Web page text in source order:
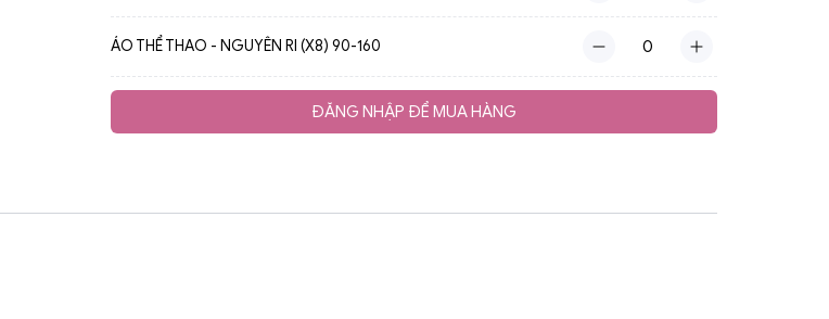
ÁO THỂ THAO - NGUYÊN RI (X8) 90-160
ĐĂNG NHẬP ĐỂ MUA HÀNG